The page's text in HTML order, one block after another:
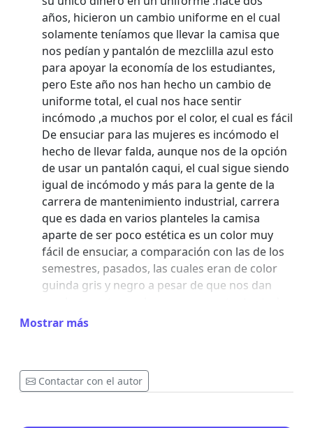
años, hicieron un cambio uniforme en el cual
solamente teníamos que llevar la camisa que
nos pedían y pantalón de mezclilla azul esto
para apoyar la economía de los estudiantes,
pero Este año nos han hecho un cambio de
uniforme total, el cual nos hace sentir
incómodo ,a muchos por el color, el cual es fácil
De ensuciar para las mujeres es incómodo el
hecho de llevar falda, aunque nos de la opción
de usar un pantalón caqui, el cual sigue siendo
igual de incómodo y más para la gente de la
carrera de mantenimiento industrial, carrera
que es dada en varios planteles la camisa
aparte de ser poco estética es un color muy
fácil de ensuciar, a comparación con las de los
semestres, pasados, las cuales eran de color
guinda gris y negro a pesar de que nos dan
los gastos que nos dan la preparatoria, Tales
Solo pedimos Volver al uniforme anterior, el
cual nos hacía sentir Bien, y nos permite
Mostrar más
Contactar con el autor